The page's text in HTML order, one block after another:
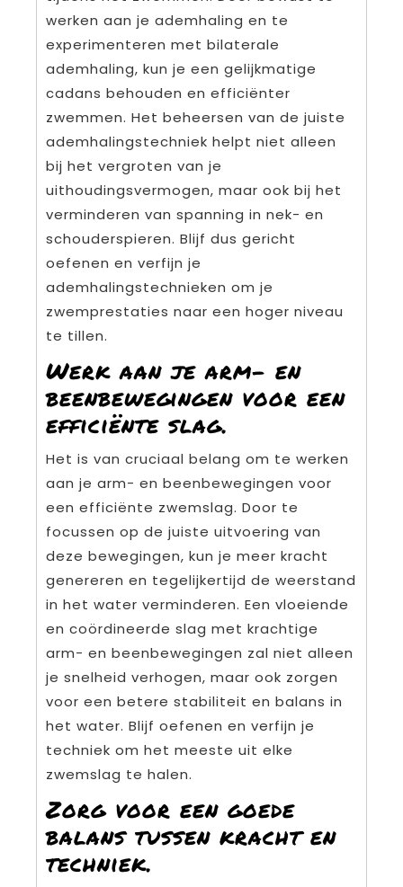
werken aan je ademhaling en te
experimenteren met bilaterale
ademhaling, kun je een gelijkmatige
cadans behouden en efficiënter
zwemmen. Het beheersen van de juiste
ademhalingstechniek helpt niet alleen
bij het vergroten van je
uithoudingsvermogen, maar ook bij het
verminderen van spanning in nek- en
schouderspieren. Blijf dus gericht
oefenen en verfijn je
ademhalingstechnieken om je
zwemprestaties naar een hoger niveau
te tillen.
Werk aan je arm- en
beenbewegingen voor een
efficiënte slag.
Het is van cruciaal belang om te werken
aan je arm- en beenbewegingen voor
een efficiënte zwemslag. Door te
focussen op de juiste uitvoering van
deze bewegingen, kun je meer kracht
genereren en tegelijkertijd de weerstand
in het water verminderen. Een vloeiende
en coördineerde slag met krachtige
arm- en beenbewegingen zal niet alleen
je snelheid verhogen, maar ook zorgen
voor een betere stabiliteit en balans in
het water. Blijf oefenen en verfijn je
techniek om het meeste uit elke
zwemslag te halen.
Zorg voor een goede
balans tussen kracht en
techniek.